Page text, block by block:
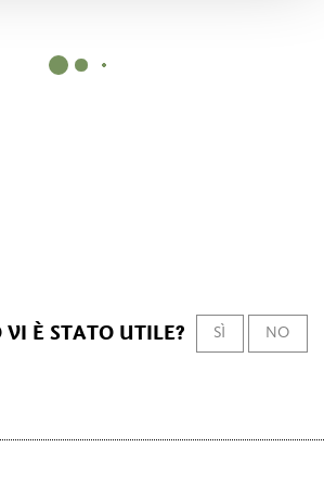
È STATO UTILE? SÌ NO